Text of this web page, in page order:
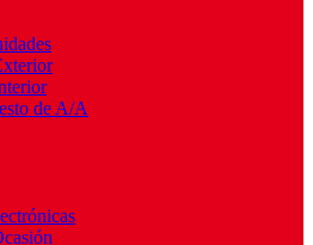
de A/A